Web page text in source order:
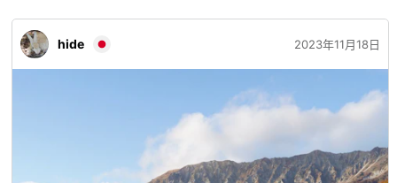
hide 2023年11月18日